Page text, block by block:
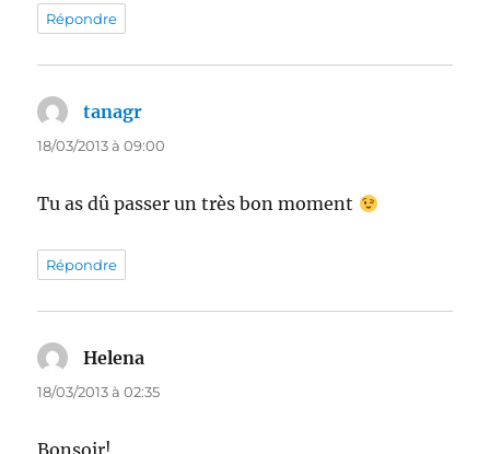
Répondre
tanagr
18/03/2013 à 09:00
Tu as dû passer un très bon moment
Répondre
Helena
18/03/2013 à 02:35